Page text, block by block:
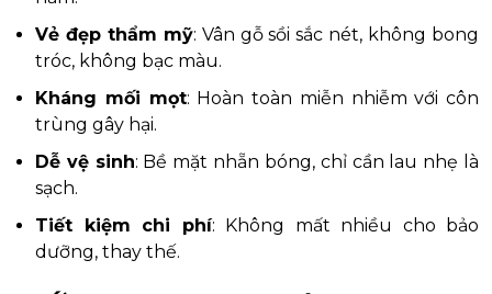
Vẻ đẹp thẩm mỹ: Vân gỗ sồi sắc nét, không bong
tróc, không bạc màu.
Kháng mối mọt: Hoàn toàn miễn nhiễm với côn
trùng gây hại.
Dễ vệ sinh: Bề mặt nhẵn bóng, chỉ cần lau nhẹ là
sạch.
Tiết kiệm chi phí: Không mất nhiều cho bảo
dưỡng, thay thế.